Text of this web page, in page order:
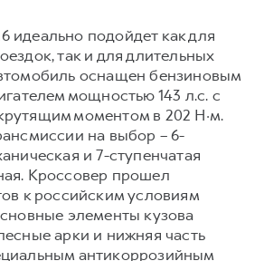
клиентам
автопарком
клиентов
HAVAL
идеально подойдет как для
так и для длительных
оснащен бензиновым
мощностью 143 л.с. с
моментом в 202 Н·м.
на выбор – 6-
и 7-ступенчатая
Кроссовер прошел
к российским условиям
элементы кузова
арки и нижняя часть
антикоррозийным